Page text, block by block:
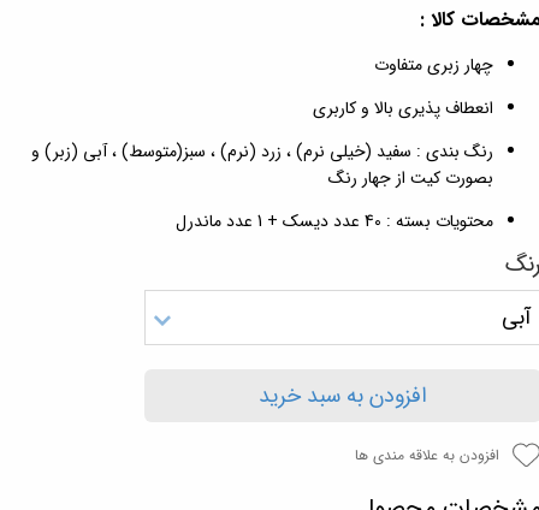
کالا :
چهار زبری متفاوت
انعطاف پذیری بالا و کاربری
رنگ بندی : سفید (خیلی نرم) ، زرد (نرم) ، سبز(متوسط) ، آبی (زبر) و
بصورت کیت از جهار رنگ
محتویات بسته : 40 عدد دیسک + 1 عدد ماندرل
آبی
افزودن به سبد خرید
افزودن به علاقه مندی ها